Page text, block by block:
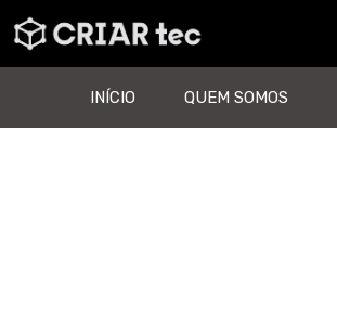
INÍCIO QUEM SOMOS